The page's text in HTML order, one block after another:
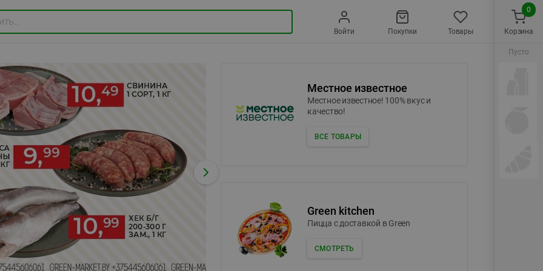
Войти Покупки Товары
Местное известное
Местное известное! 100% вкус и
качество!
ВСЕ ТОВАРЫ
Green kitchen
Пицца c доставкой в Green
СМОТРЕТЬ
Корзина
0
Пусто